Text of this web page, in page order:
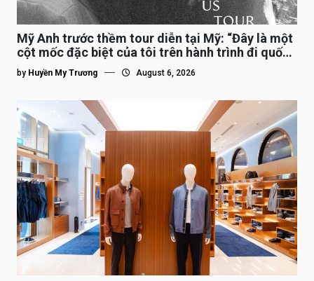
Mỹ Anh trước thềm tour diễn tại Mỹ: “Đây là một
cột mốc đặc biệt của tôi trên hành trình đi quốc
tế”
by Huyền My Trương August 6, 2026